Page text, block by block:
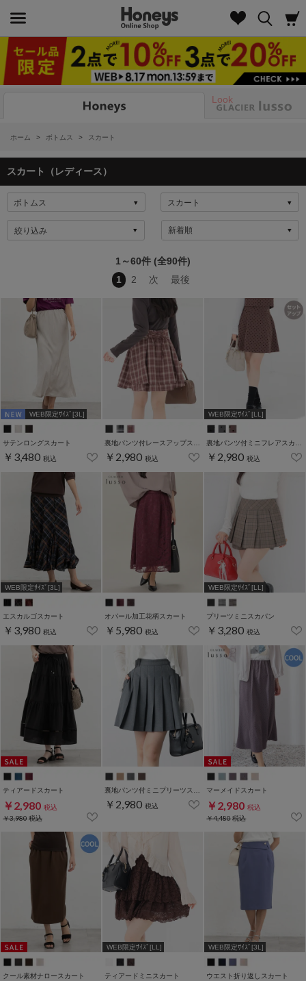
Look
ホーム > ボトムス > スカート
スカート（レディース）
絞り込み
1～60件 (全90件)
1
2 次 最後
WEB限定ｻｲｽﾞ[3L]
サテンロングスカート
￥3,480 税込 ￥2,980 税込
WEB限定ｻｲｽﾞ[LL]
￥2,980 税込
WEB限定ｻｲｽﾞ[3L]
エスカルゴスカート
￥3,980 税込
オパール加工花柄スカート
￥5,980 税込
WEB限定ｻｲｽﾞ[LL]
プリーツミニスカパン
￥3,280 税込
ティアードスカート
￥2,980 税込
￥3,980税込
￥2,980 税込
マーメイドスカート
￥2,980 税込
￥4,480税込
クール素材ナロースカート
WEB限定ｻｲｽﾞ[LL]
ティアードミニスカート
WEB限定ｻｲｽﾞ[3L]
ウエスト折り返しスカート